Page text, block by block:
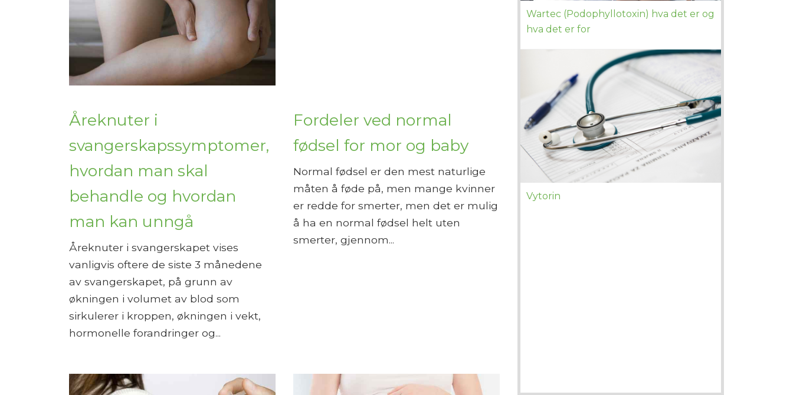
Åreknuter i
svangerskapssymptomer,
hvordan man skal
behandle og hvordan
man kan unngå
Åreknuter i svangerskapet vises
vanligvis oftere de siste 3 månedene
av svangerskapet, på grunn av
økningen i volumet av blod som
sirkulerer i kroppen, økningen i vekt,
hormonelle forandringer og...
Fordeler ved normal
fødsel for mor og baby
Normal fødsel er den mest naturlige
måten å føde på, men mange kvinner
er redde for smerter, men det er mulig
å ha en normal fødsel helt uten
smerter, gjennom...
Wartec (Podophyllotoxin) hva det er og
hva det er for
Vytorin